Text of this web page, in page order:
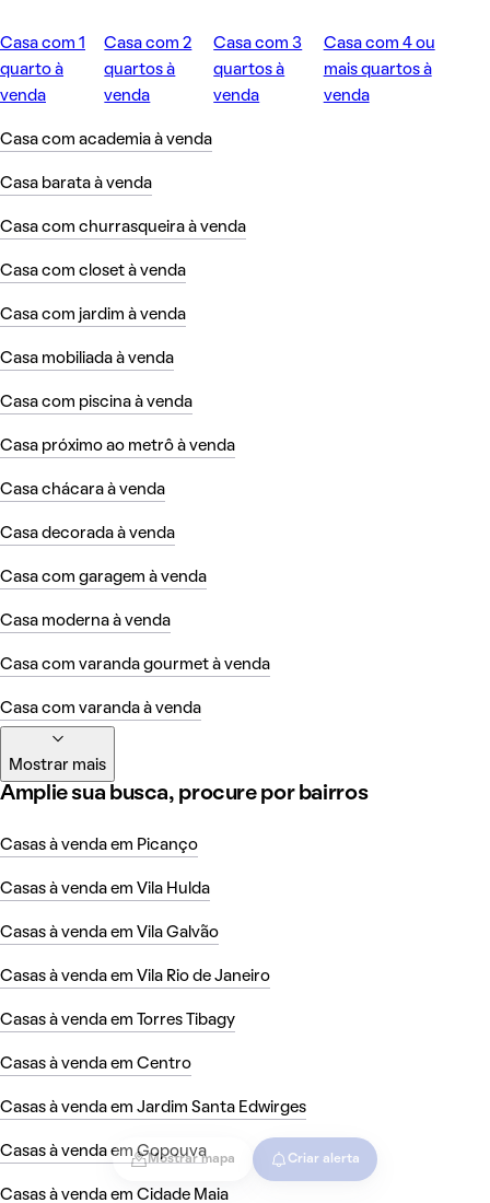
Mostrar mapa Criar alerta
Casa com 1
quarto à
venda
Casa com 2
quartos à
venda
Casa com 3
quartos à
venda
Casa com 4 ou
mais quartos à
venda
Casa com academia à venda
Casa barata à venda
Casa com churrasqueira à venda
Casa com closet à venda
Casa com jardim à venda
Casa mobiliada à venda
Casa com piscina à venda
Casa próximo ao metrô à venda
Casa chácara à venda
Casa decorada à venda
Casa com garagem à venda
Casa moderna à venda
Casa com varanda gourmet à venda
Casa com varanda à venda
Mostrar mais
Amplie sua busca, procure por bairros
Casas à venda em Picanço
Casas à venda em Vila Hulda
Casas à venda em Vila Galvão
Casas à venda em Vila Rio de Janeiro
Casas à venda em Torres Tibagy
Casas à venda em Centro
Casas à venda em Jardim Santa Edwirges
Casas à venda em Gopouva
Casas à venda em Cidade Maia